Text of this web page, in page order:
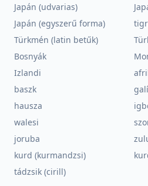
Japán (udvarias)
Japán (egyszerű forma)
Türkmén (latin betűk)
Bosnyák
Izlandi
baszk
hausza
walesi
joruba
kurd (kurmandzsi)
tádzsik (cirill)